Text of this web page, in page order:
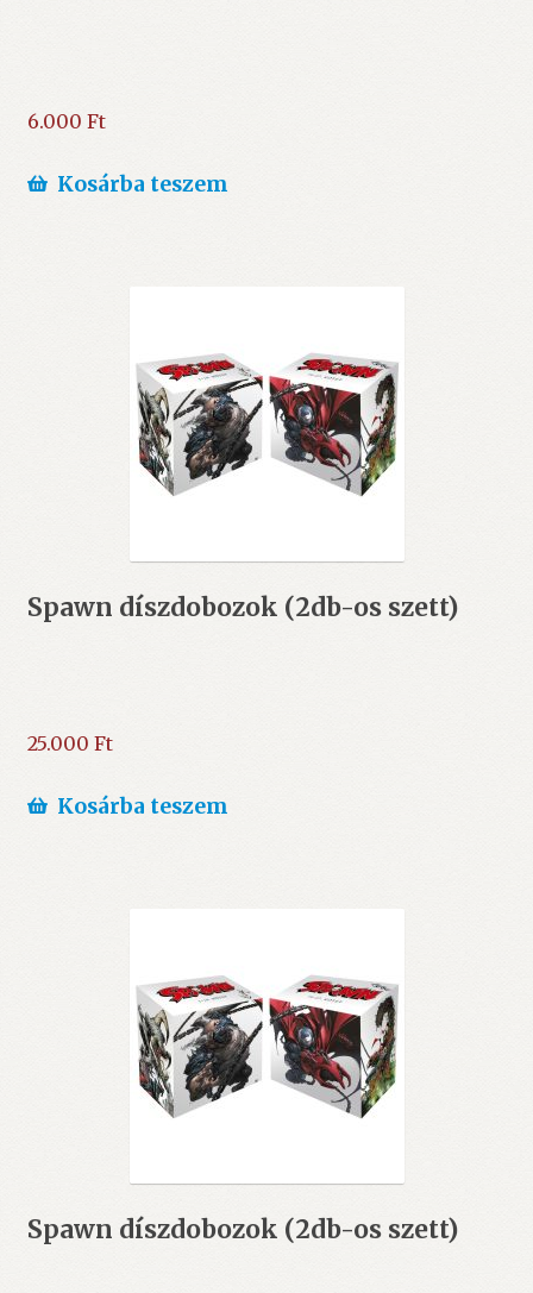
6.000 Ft
Kosárba teszem
Spawn díszdobozok (2db-os szett)
25.000 Ft
Kosárba teszem
Spawn díszdobozok (2db-os szett)